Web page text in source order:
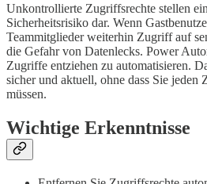
Unkontrollierte Zugriffsrechte stellen
Sicherheitsrisiko dar. Wenn
Teammitglieder weiterhin Zugriff auf
die Gefahr von Datenlecks. Power
Zugriffe entziehen zu automatisieren.
sicher und aktuell, ohne dass Sie
müssen.
Wichtige Erkenntnisse